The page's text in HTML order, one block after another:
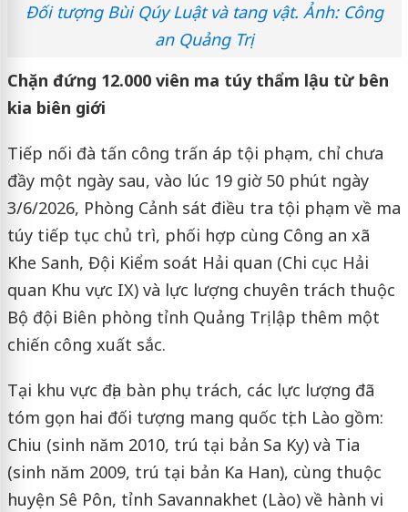
Đối tượng Bùi Qúy Luật và tang vật. Ảnh: Công
an Quảng Trị
Chặn đứng 12.000 viên ma túy thẩm lậu từ bên
kia biên giới
Tiếp nối đà tấn công trấn áp tội phạm, chỉ chưa
đầy một ngày sau, vào lúc 19 giờ 50 phút ngày
3/6/2026, Phòng Cảnh sát điều tra tội phạm về ma
túy tiếp tục chủ trì, phối hợp cùng Công an xã
Khe Sanh, Đội Kiểm soát Hải quan (Chi cục Hải
quan Khu vực IX) và lực lượng chuyên trách thuộc
Bộ đội Biên phòng tỉnh Quảng Trị lập thêm một
chiến công xuất sắc.
Tại khu vực địa bàn phụ trách, các lực lượng đã
tóm gọn hai đối tượng mang quốc tịch Lào gồm:
Chiu (sinh năm 2010, trú tại bản Sa Ky) và Tia
(sinh năm 2009, trú tại bản Ka Han), cùng thuộc
huyện Sê Pôn, tỉnh Savannakhet (Lào) về hành vi